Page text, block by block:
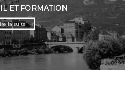
ET FORMATION
la suite